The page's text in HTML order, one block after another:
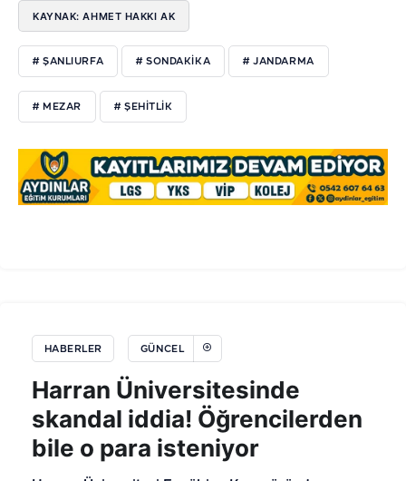
KAYNAK: AHMET HAKKI AK
# ŞANLIURFA # SONDAKIKA # JANDARMA
# MEZAR # ŞEHITLIK
HABERLER GÜNCEL
Harran Üniversitesinde
skandal iddia! Öğrencilerden
bile o para isteniyor